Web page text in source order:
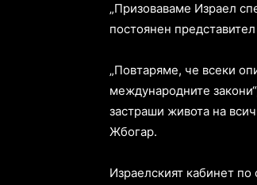
„Призоваваме Израел
постоянен
„Повтаряме, че всеки
международните
застраши живота на
Жбогар.
Израелският кабинет